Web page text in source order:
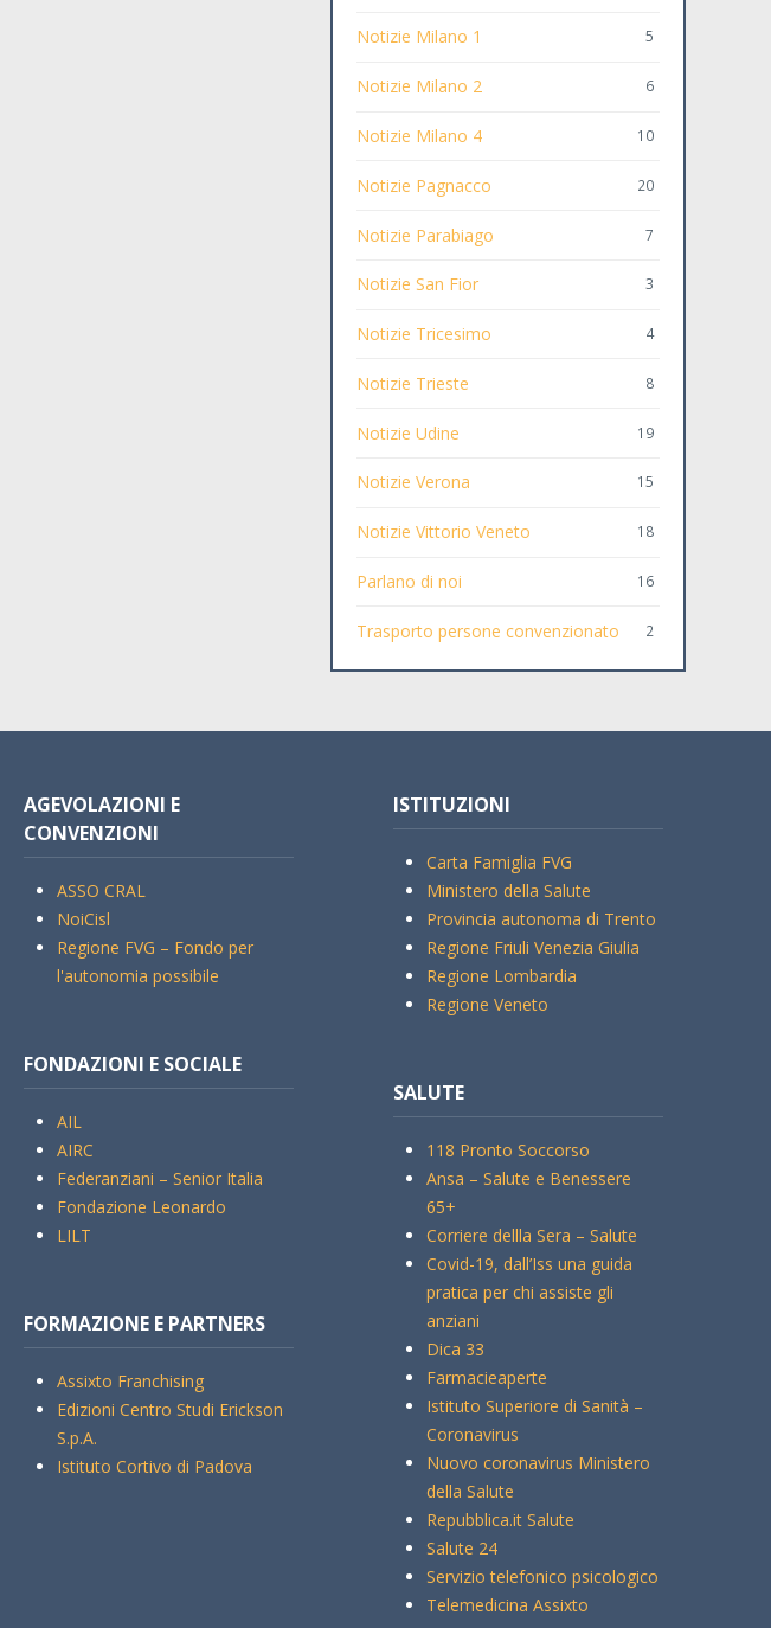
Notizie Milano 1 5
Notizie Milano 2 6
Notizie Milano 4 10
Notizie Pagnacco 20
Notizie Parabiago 7
Notizie San Fior 3
Notizie Tricesimo 4
Notizie Trieste 8
Notizie Udine 19
Notizie Verona 15
Notizie Vittorio Veneto 18
Parlano di noi 16
Trasporto persone convenzionato 2
AGEVOLAZIONI E
CONVENZIONI
ASSO CRAL
NoiCisl
Regione FVG – Fondo per
l'autonomia possibile
FONDAZIONI E SOCIALE
AIL
AIRC
Federanziani – Senior Italia
Fondazione Leonardo
LILT
FORMAZIONE E PARTNERS
Assixto Franchising
Edizioni Centro Studi Erickson
S.p.A.
Istituto Cortivo di Padova
ISTITUZIONI
Carta Famiglia FVG
Ministero della Salute
Provincia autonoma di Trento
Regione Friuli Venezia Giulia
Regione Lombardia
Regione Veneto
SALUTE
118 Pronto Soccorso
Ansa – Salute e Benessere
65+
Corriere dellla Sera – Salute
Covid-19, dall’Iss una guida
pratica per chi assiste gli
anziani
Dica 33
Farmacieaperte
Istituto Superiore di Sanità –
Coronavirus
Nuovo coronavirus Ministero
della Salute
Repubblica.it Salute
Salute 24
Servizio telefonico psicologico
Telemedicina Assixto